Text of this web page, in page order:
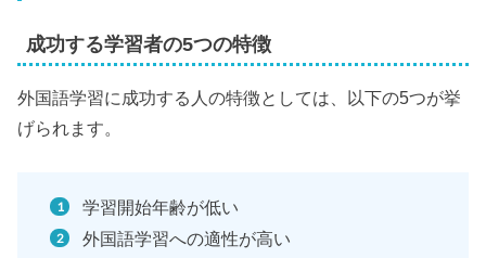
成功する学習者の5つの特徴
外国語学習に成功する人の特徴としては、以下の5つが挙
げられます。
学習開始年齢が低い
外国語学習への適性が高い